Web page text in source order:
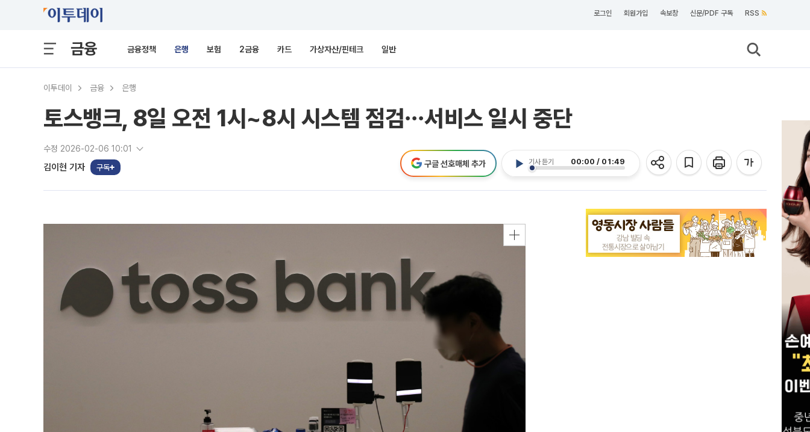
로그인 회원가입 속보창 신문/PDF 구독 RSS
금융 금융정책 은행 보험 2금융 카드 가상자산/핀테크 일반
이투데이 금융 은행
토스뱅크, 8일 오전 1시~8시 시스템 점검⋯서비스 일시 중단
수정 2026-02-06 10:01
김이현 기자 구독
기사 듣기 00:00 / 01:49
구글 선호매체 추가